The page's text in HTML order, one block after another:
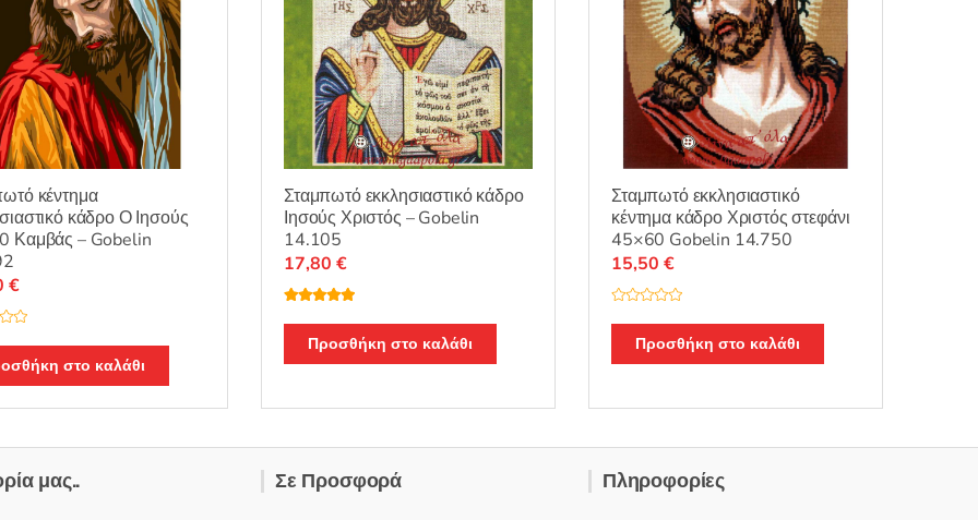
προϊόντος
κέντημα
κάδρο Ο Ιησούς
Καμβάς – Gobelin
€
στο καλάθι
Σταμπωτό εκκλησιαστικό κάδρο
Ιησούς Χριστός – Gobelin
14.105
θηκε με5.00
από 5
17,80 €
Προσθήκη στο καλάθι
Σταμπωτό εκκλησιαστικό
κέντημα κάδρο Χριστός στεφάνι
45×60 Gobelin 14.750
α
ο
γ
η
ε
μ
15,50 €
Προσθήκη στο καλάθι
μας.. Σε Προσφορά Πληροφορίες